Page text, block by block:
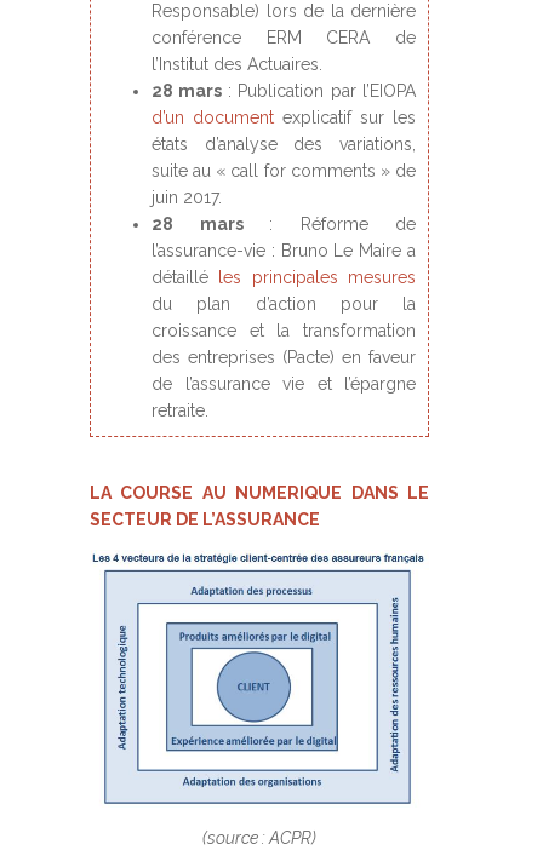
Responsable) lors de la dernière
conférence ERM CERA de
l’Institut des Actuaires.
28 mars : Publication par l’EIOPA
d’un document explicatif sur les
états d’analyse des variations,
suite au « call for comments » de
juin 2017.
28 mars : Réforme de
l’assurance-vie : Bruno Le Maire a
détaillé
les principales mesures
du plan d’action pour la
croissance et la transformation
des entreprises (Pacte) en faveur
de l’assurance vie et l’épargne
retraite.
LA COURSE AU NUMERIQUE DANS LE
SECTEUR DE L’ASSURANCE
(source : ACPR)